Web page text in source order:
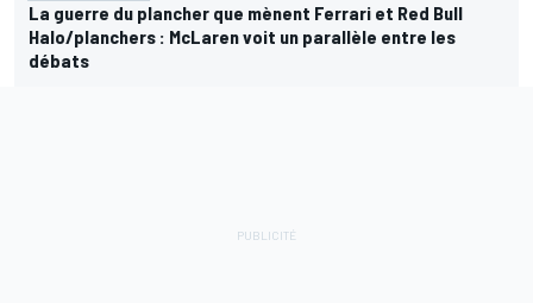
La guerre du plancher que mènent Ferrari et Red Bull
Halo/planchers : McLaren voit un parallèle entre les
débats